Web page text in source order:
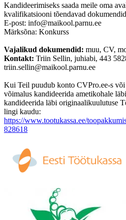
Kandideerimiseks saada meile oma
kvalifikatsiooni tõendavad
E-post: info@maikool.parnu.ee
Märksõna: Konkurss
Vajalikud dokumendid: muu, CV,
Kontakt: Triin Sellin, juhiabi, 443
triin.sellin@maikool.parnu.ee
Kui Teil puudub konto CVPro.ee-s
võimalus kandideerida ametikohale
kandideerida läbi originaalikuulutuse
lingi kaudu:
https://www.tootukassa.ee/
828618